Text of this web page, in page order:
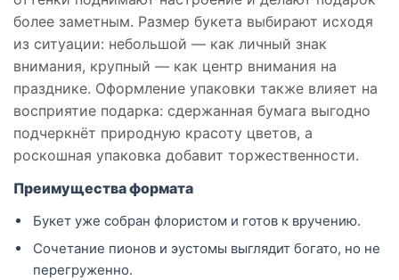
более заметным. Размер букета выбирают исходя
из ситуации: небольшой — как личный знак
внимания, крупный — как центр внимания на
празднике. Оформление упаковки также влияет на
восприятие подарка: сдержанная бумага выгодно
подчеркнёт природную красоту цветов, а
роскошная упаковка добавит торжественности.
Преимущества формата
Букет уже собран флористом и готов к вручению.
Сочетание пионов и эустомы выглядит богато, но не
перегруженно.